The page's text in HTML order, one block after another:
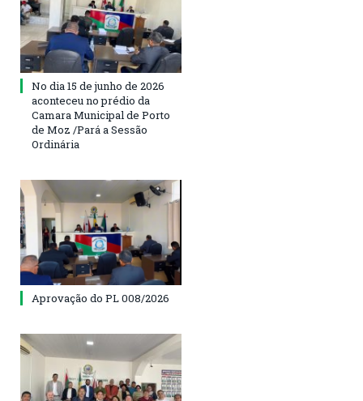
No dia 15 de junho de 2026
aconteceu no prédio da
Camara Municipal de Porto
de Moz /Pará a Sessão
Ordinária
Aprovação do PL 008/2026